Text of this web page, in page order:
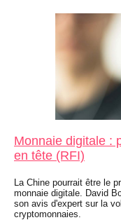
Monnaie digitale :
en tête (RFI)
La Chine pourrait être le
monnaie digitale. David
son avis d'expert sur la
cryptomonnaies.